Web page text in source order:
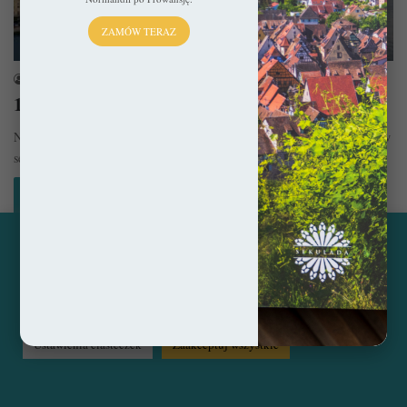
Bałkany
10 najpiękniejszych miejsc w Chorwacji
Nie ulega wątpliwości, że Chorwacja już od dekad niezmiennie króluje w
sercach naszych rodaków. Czy można się temu dziwić? Chyba…
© Copyright 2014 - 2026, All Rights Reserved by sekulada.com
PinterestInstagram
Ta strona korzysta z ciasteczek, aby świadczyć usługi na
najwyższym poziomie. Klikając opcję "Zaakceptuj wszystkie"
zgadzasz się na użycie wszystkich ciasteczek. Możesz również
przejść do "Ustawień Ciasteczek", aby zgodzić się tylko na
Czytaj więcej...
Ustawienia ciasteczek Zaakceptuj wszystkie
ZAMÓW TERAZ